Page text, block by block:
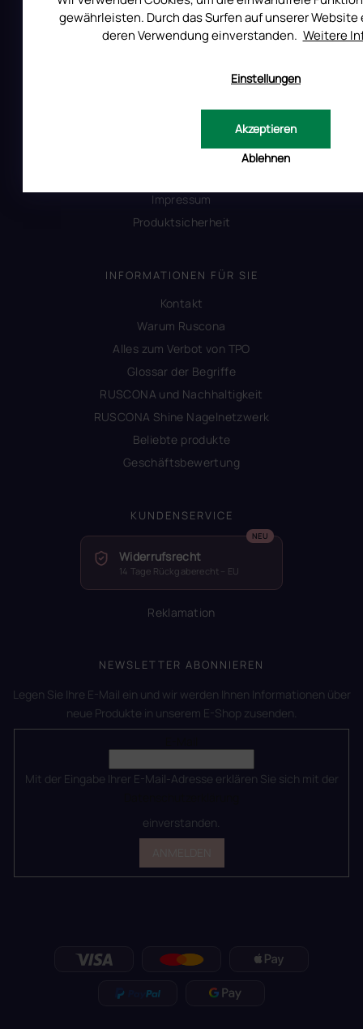
gewährleisten. Durch das Surfen auf unserer Website
deren Verwendung einverstanden. Weitere
Einstellungen
Ablehnen
Akzeptieren
Uber RUSCONA
Allgemeine Geschäftsbedingungen
Impressum
Produktsicherheit
INFORMATIONEN FÜR SIE
Kontakt
Warum Ruscona
Alles zum Verbot von TPO
Glossar der Begriffe
RUSCONA und Nachhaltigkeit
RUSCONA Shine Nagelnetzwerk
Beliebte produkte
Geschäftsbewertung
KUNDENSERVICE
Widerrufsrecht
14 Tage Rückgaberecht – EU
Reklamation
NEWSLETTER ABONNIEREN
Legen Sie Ihre E-Mail ein und wir werden Ihnen Informationen über
neue Produkte in unserem E-Shop zusenden.
Mit der Eingabe Ihrer E-Mail-Adresse erklären Sie sich mit der
einverstanden.